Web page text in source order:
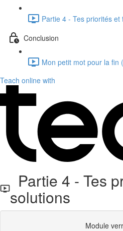
Partie 4 - Tes priorités
Conclusion
Mon petit mot pour la fin
Teach online with
Partie 4 - Tes
solutions
Module